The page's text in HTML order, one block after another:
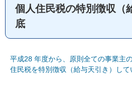
個人住民税の特別徴収（
底
平成28 年度から、原則全ての事業主
住民税を特別徴収（給与天引き）して